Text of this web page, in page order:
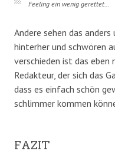
Feeling ein wenig gerettet…
Andere sehen das
hinterher und schwören
verschieden ist das eben
Redakteur, der sich das
dass es einfach schön
schlimmer kommen
FAZIT